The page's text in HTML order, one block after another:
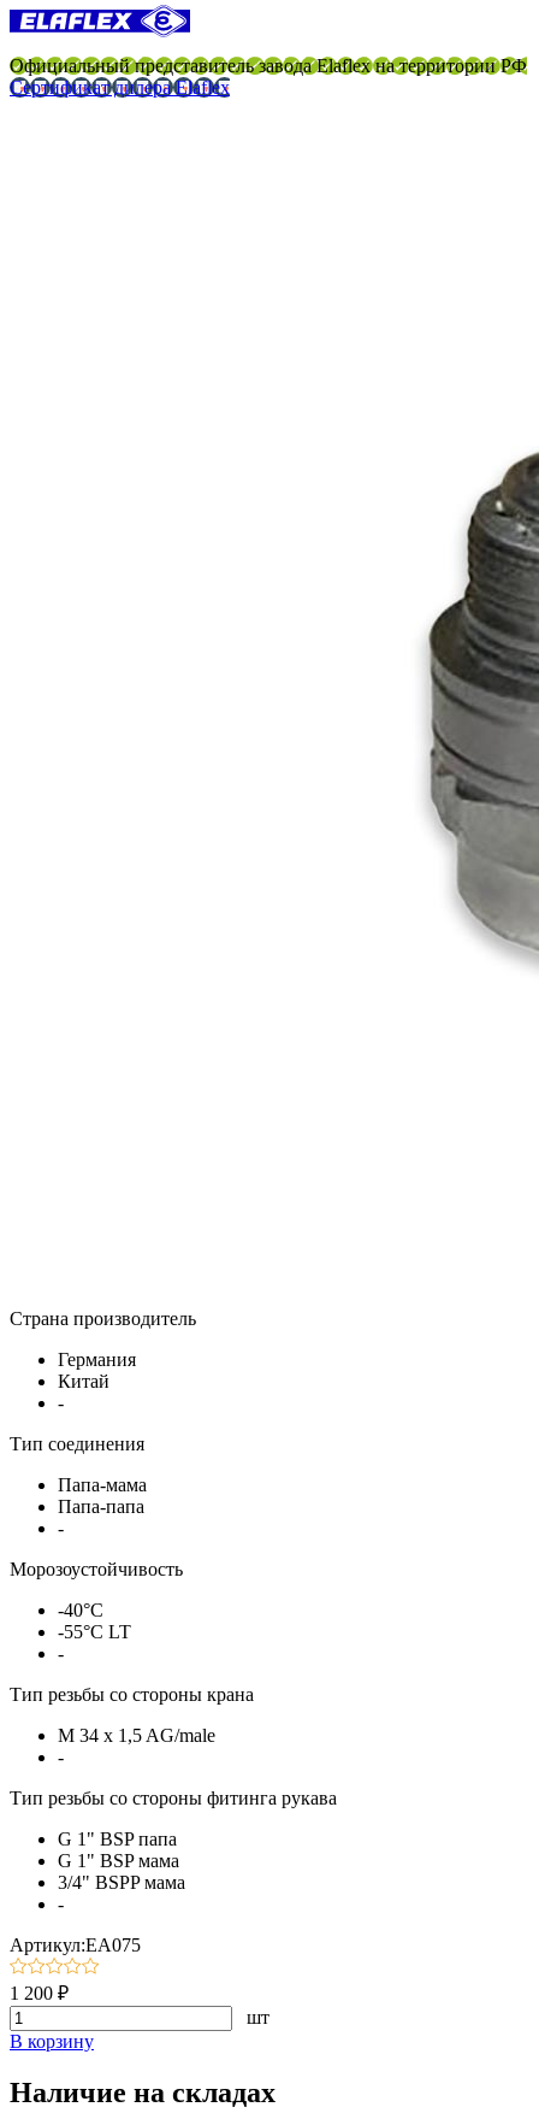
Официальный представитель завода Elaflex на территории РФ
Сертификат дилера Elaflex
Страна производитель
Германия
Китай
-
Тип соединения
Папа-мама
Папа-папа
-
Морозоустойчивость
-40°С
-55°С LT
-
Тип резьбы со стороны крана
M 34 x 1,5 AG/male
-
Тип резьбы со стороны фитинга рукава
G 1" BSP папа
G 1" BSP мама
3/4" BSPP мама
-
Артикул:EA075
1 200 ₽
шт
В корзину
Наличие на складах